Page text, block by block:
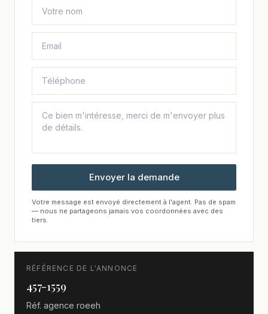
Envoyer la demande
Votre message est envoyé directement à l'agent. Pas de spam
— nous ne partageons jamais vos coordonnées avec des
tiers.
RÉFÉRENCE DE L'ANNONCE
457-1559
Réf. agence roeeh